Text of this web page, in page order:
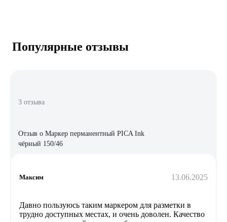
Популярные отзывы
3 отзыва
Отзыв о Маркер перманентный PICA Ink
чёрный 150/46
Максим 13.06.2025
Давно пользуюсь таким маркером для разметки в
трудно доступных местах, и очень доволен. Качество